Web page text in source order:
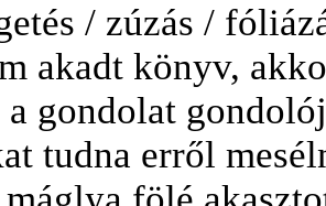
/ zúzás /
akadt könyv,
a gondolat
tudna erről